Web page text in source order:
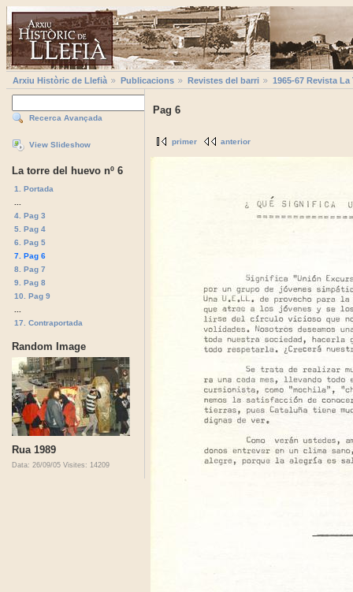
Arxiu Històric de Llefià Publicacions Revistes del barri 1965-67 Revista
Recerca Avançada
View Slideshow
La torre del huevo nº 6
1. Portada
4. Pag 3
5. Pag 4
6. Pag 5
7. Pag 6
8. Pag 7
9. Pag 8
10. Pag 9
17. Contraportada
Random Image
Rua 1989
Data: 26/09/05 Visites: 14209
Pag 6
primer anterior